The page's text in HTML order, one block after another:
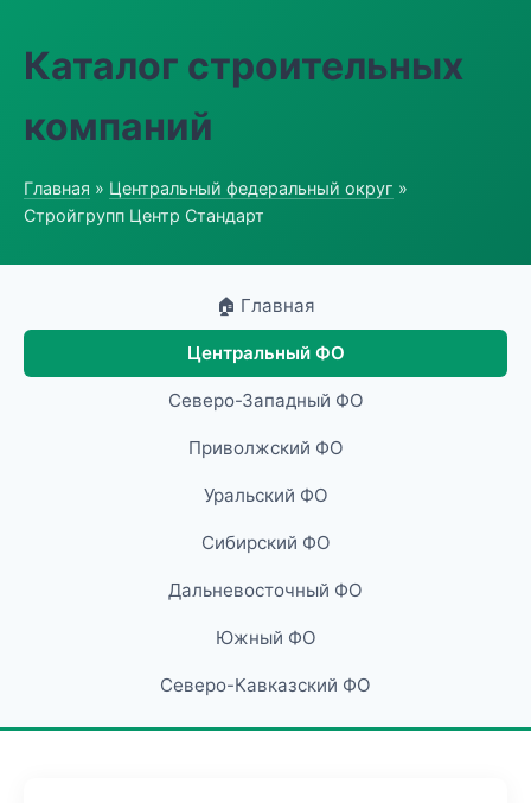
Каталог строительных
компаний
Главная » Центральный федеральный округ »
Стройгрупп Центр Стандарт
🏠 Главная
Центральный ФО
Северо-Западный ФО
Приволжский ФО
Уральский ФО
Сибирский ФО
Дальневосточный ФО
Южный ФО
Северо-Кавказский ФО